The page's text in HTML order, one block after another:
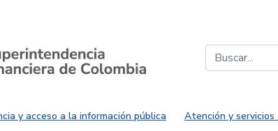
y acceso a la información pública Atención y servicios